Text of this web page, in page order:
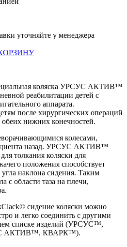
уточняйте у менеджера
коляска УРСУС АКТИВ™
реабилитации детей с
аппарата.
после хирургических операций
обеих нижних конечностей.
колесами,
назад. УРСУС АКТИВ™
толкания коляски для
положения способствует
наклона сидения. Таким
с области таза на плечи,
сидение коляски можно
и легко соединить с другими
списке изделий (УРСУС™,
АКТИВ™, КВАРК™).